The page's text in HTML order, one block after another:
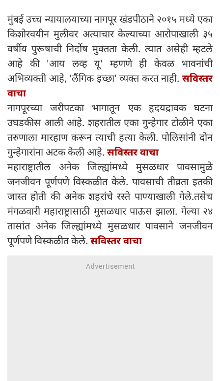
मुंबई उच्च न्यायालयाच्या नागपूर खंडपीठाने २०१५ मध्ये एका
किशोरवयीन मुलीवर अत्याचार केल्याच्या आरोपाखाली ३५
वर्षीय पुरूषाची निर्दोष मुक्तता केली. त्यात असेही म्हटले
आहे की 'आय लव्ह यू' म्हणणे ही केवळ भावनांची
अभिव्यक्ती आहे, 'लैंगिक इच्छा' व्यक्त करत नाही. सविस्तर
वाचा
नागपूरच्या जरीपटका भागातून एक हृदयद्रावक घटना
उघडकीस आली आहे. शहरातील एका गुन्हेगार टोळीने एका
तरुणाला मारहाण करून त्याची हत्या केली. पोलिसांनी दोन
गुन्हेगारांना अटक केली आहे. सविस्तर वाचा
महाराष्ट्रातील अनेक जिल्ह्यांमध्ये मुसळधार पावसामुळे
जनजीवन पूर्णपणे विस्कळीत केले. पावसाची तीव्रता इतकी
जास्त होती की अनेक शहरांचे रस्ते पाण्याखाली गेले.तसेच
मंगळवारी महाराष्ट्रासाठी मुसळधार पाऊस झाला. गेल्या २४
तासांत अनेक जिल्ह्यांमध्ये मुसळधार पावसाने जनजीवन
पूर्णपणे विस्कळीत केले. सविस्तर वाचा